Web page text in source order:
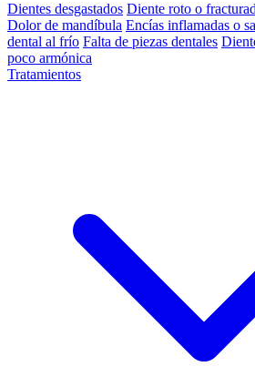
Dientes desgastados Diente roto o
Dolor de mandíbula Encías inflamadas o
dental al frío Falta de piezas dentales
poco armónica
Tratamientos